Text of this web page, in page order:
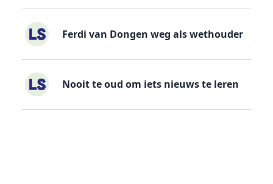
Ferdi van Dongen weg als wethouder
Nooit te oud om iets nieuws te leren